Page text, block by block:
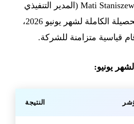
— ينشر Mati Staniszewski (المدير التنفيذي
في ElevenLabs) الحصيلة الكاملة لشهر يونيو 2026،
قياسية متزامنة للشركة.
يونيو:
النتيجة